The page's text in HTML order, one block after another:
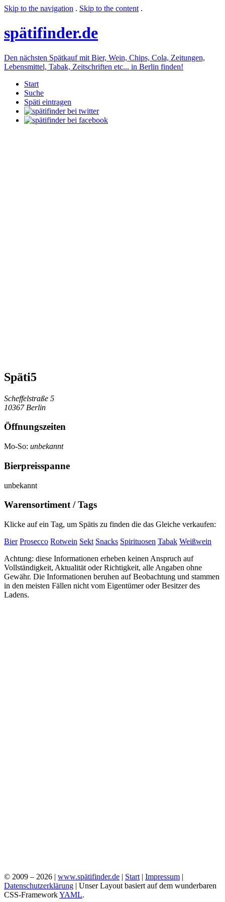
Skip to the navigation . Skip to the content .
spätifinder.de
Den nächsten Spätkauf mit Bier, Wein, Chips, Cola, Zeitungen,
Lebensmittel, Tabak, Zeitschriften etc... in Berlin finden!
Start
Suche
Späti eintragen
Späti5
Scheffelstraße 5
10367 Berlin
Öffnungszeiten
Mo-So: unbekannt
Bierpreisspanne
unbekannt
Warensortiment / Tags
Klicke auf ein Tag, um Spätis zu finden die das Gleiche verkaufen:
Bier Prosecco Rotwein Sekt Snacks Spirituosen Tabak Weißwein
Achtung: diese Informationen erheben keinen Anspruch auf
Vollständigkeit, Aktualität oder Richtigkeit, alle Angaben ohne
Gewähr. Die Informationen beruhen auf Beobachtung und stammen
in den meisten Fällen nicht vom Eigentümer oder Besitzer des
Ladens.
© 2009 – 2026 | www.spätifinder.de | Start | Impressum |
Datenschutzerklärung | Unser Layout basiert auf dem wunderbaren
CSS-FrameworkYAML.